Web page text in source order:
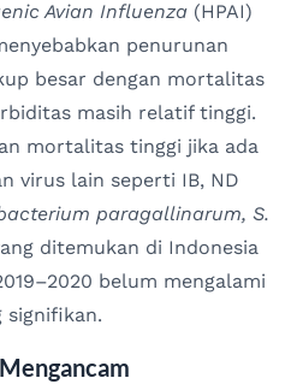
Avian Influenza (HPAI)
penurunan
besar dengan mortalitas
masih relatif tinggi.
mortalitas tinggi jika ada
virus lain seperti IB, ND
paragallinarum, S.
ditemukan di Indonesia
belum mengalami
signifikan.